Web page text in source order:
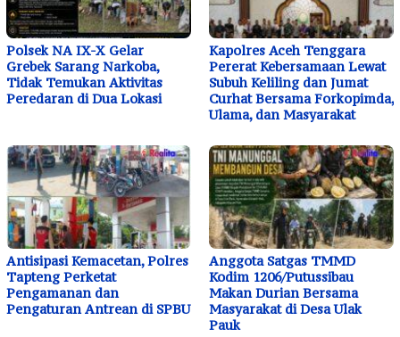
Polsek NA IX-X Gelar
Grebek Sarang Narkoba,
Tidak Temukan Aktivitas
Peredaran di Dua Lokasi
Kapolres Aceh Tenggara
Pererat Kebersamaan Lewat
Subuh Keliling dan Jumat
Curhat Bersama Forkopimda,
Ulama, dan Masyarakat
Antisipasi Kemacetan, Polres
Tapteng Perketat
Pengamanan dan
Pengaturan Antrean di SPBU
Anggota Satgas TMMD
Kodim 1206/Putussibau
Makan Durian Bersama
Masyarakat di Desa Ulak
Pauk